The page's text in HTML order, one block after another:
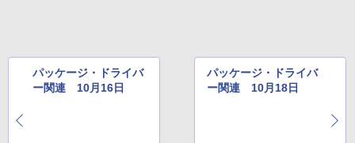
パッケージ・ドライバ
ー関連 10月16日
パッケージ・ドライバ
ー関連 10月18日